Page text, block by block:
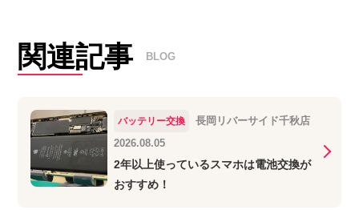
関連記事 BLOG
バッテリー交換
長岡リバーサイド千秋店
2026.08.05
2年以上使っているスマホは電池交換が
おすすめ！